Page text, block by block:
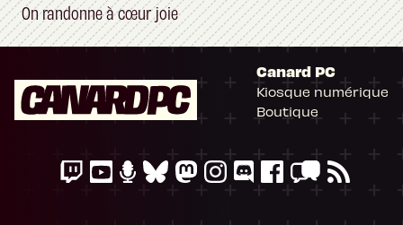
On randonne à cœur joie
Canard PC
Kiosque numérique
Boutique